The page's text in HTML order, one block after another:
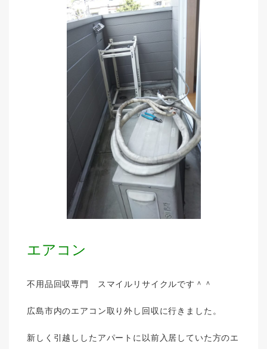
エアコン
不用品回収専門 スマイルリサイクルです＾＾
広島市内のエアコン取り外し回収に行きました。
新しく引越ししたアパートに以前入居していた方のエ